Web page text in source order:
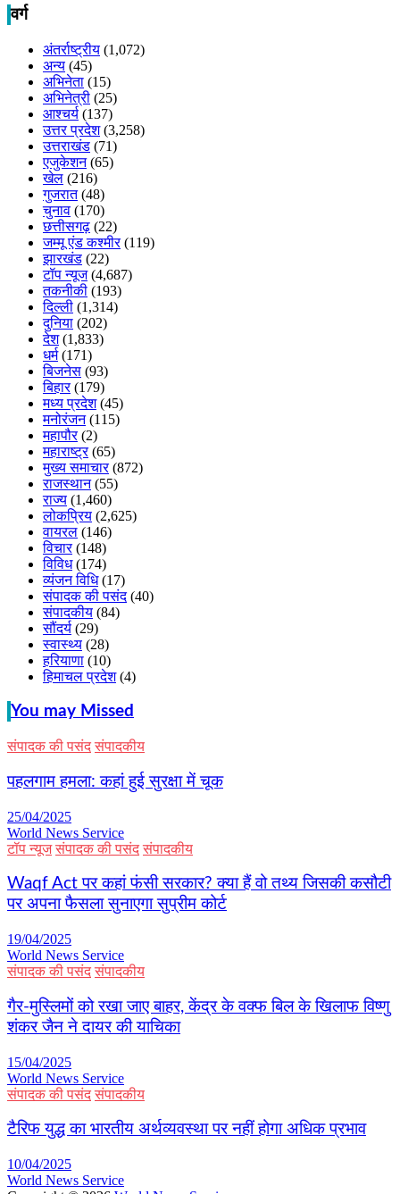
वर्ग
अंतर्राष्ट्रीय (1,072)
अन्य (45)
अभिनेता (15)
अभिनेत्री (25)
आश्चर्य (137)
उत्तर प्रदेश(3,258)
उत्तराखंड (71)
एजुकेशन(65)
खेल (216)
गुजरात(48)
चुनाव (170)
छत्तीसगढ़ (22)
जम्मू एंड कश्मीर(119)
झारखंड (22)
टॉप न्यूज(4,687)
तकनीकी (193)
दिल्ली (1,314)
दुनिया (202)
देश(1,833)
धर्म(171)
बिजनेस (93)
बिहार(179)
मध्य प्रदेश(45)
मनोरंजन(115)
महापौर(2)
महाराष्ट्र(65)
मुख्य समाचार(872)
राजस्थान(55)
राज्य (1,460)
लोकप्रिय (2,625)
वायरल (146)
विचार(148)
विविध(174)
व्यंजन विधि(17)
संपादक की पसंद(40)
संपादकीय (84)
सौंदर्य (29)
स्वास्थ्य (28)
हरियाणा (10)
हिमाचल प्रदेश(4)
You may Missed
संपादक की पसंद संपादकीय
पहलगाम हमला: कहां हुई सुरक्षा में चूक
25/04/2025
World News Service
टॉप न्यूज संपादक की पसंद संपादकीय
Waqf Act पर कहां फंसी सरकार? क्या हैं वो तथ्य जिसकी कसौटी
पर अपना फैसला सुनाएगा सुप्रीम कोर्ट
19/04/2025
World News Service
संपादक की पसंद संपादकीय
गैर-मुस्लिमों को रखा जाए बाहर, केंद्र के वक्फ बिल के खिलाफ विष्णु
शंकर जैन ने दायर की याचिका
15/04/2025
World News Service
संपादक की पसंद संपादकीय
टैरिफ युद्ध का भारतीय अर्थव्यवस्था पर नहीं होगा अधिक प्रभाव
10/04/2025
World News Service